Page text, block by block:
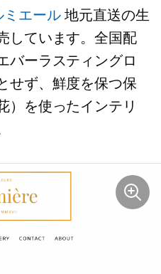
ミエール地元直送の生
しています。全国配
バーラスティングロ
せず、鮮度を保つ保
）を使ったインテリ